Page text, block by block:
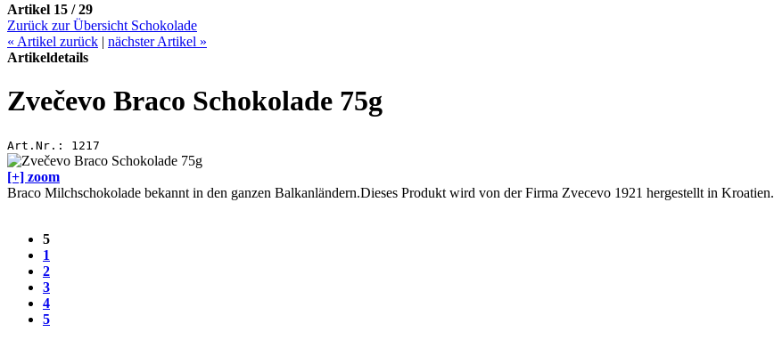
Artikel 15 / 29
Zurück zur Übersicht Schokolade
« Artikel zurück | nächster Artikel »
Artikeldetails
Zvečevo Braco Schokolade 75g
Art.Nr.: 1217
[+] zoom
Braco Milchschokolade bekannt in den ganzen Balkanländern.Dieses Produkt wird von der Firma Zvecevo 1921 hergestellt in Kroatien.
5
1
2
3
4
5